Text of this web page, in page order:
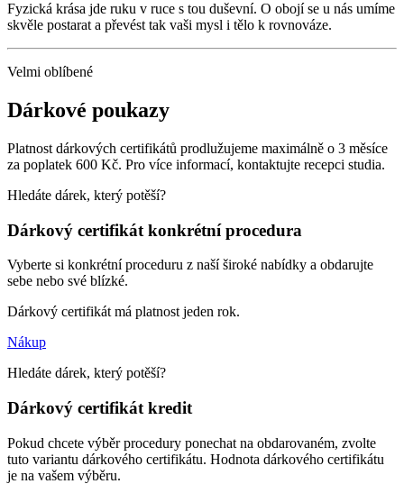
Fyzická krása jde ruku v ruce s tou duševní. O obojí se u nás umíme
skvěle postarat a převést tak vaši mysl i tělo k rovnováze.
Velmi oblíbené
Dárkové poukazy
Platnost dárkových certifikátů prodlužujeme maximálně o 3 měsíce
za poplatek 600 Kč. Pro více informací, kontaktujte recepci studia.
Hledáte dárek, který potěší?
Dárkový certifikát konkrétní procedura
Vyberte si konkrétní proceduru z naší široké nabídky a obdarujte
sebe nebo své blízké.
Dárkový certifikát má platnost jeden rok.
Nákup
Hledáte dárek, který potěší?
Dárkový certifikát kredit
Pokud chcete výběr procedury ponechat na obdarovaném, zvolte
tuto variantu dárkového certifikátu. Hodnota dárkového certifikátu
je na vašem výběru.